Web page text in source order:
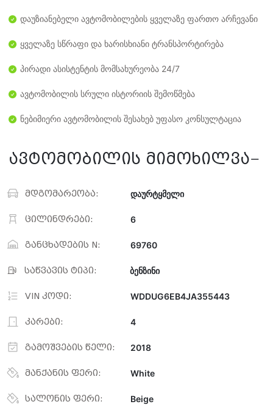
დაუზიანებელი ავტომობილების ყველაზე ფართო არჩევანი
ყველაზე სწრაფი და ხარისხიანი ტრანსპორტირება
პირადი ასისტენტის მომსახურეობა 24/7
ავტომობილის სრული ისტორიის შემოწმება
ნებიმიერი ავტომობილის შესახებ უფასო კონსულტაცია
ავტომობილის მიმოხილვა
მდგომარეობა: დაურტყმელი
ცილინდრები: 6
განცხადების N: 69760
საწვავის ტიპი: ბენზინი
VIN კოდი: WDDUG6EB4JA355443
კარები: 4
გამოშვების წელი: 2018
მანქანის ფერი: White
სალონის ფერი: Beige